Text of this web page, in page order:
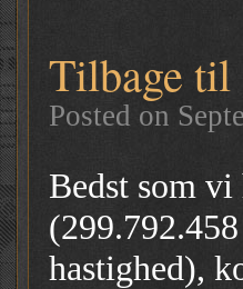
Tilbage til
Posted on
Bedst som
hastighed),